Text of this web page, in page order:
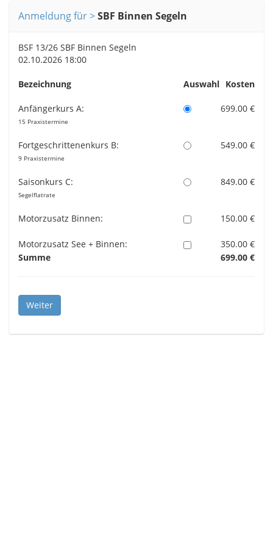
Anmeldung für SBF Binnen Segeln
BSF 13/26 SBF Binnen Segeln
02.10.2026 18:00
Bezeichnung Auswahl Kosten
Anfängerkurs A:
15 Praxistermine
699.00 €
Fortgeschrittenenkurs B:
9 Praxistermine
549.00 €
Saisonkurs C:
Segelflatrate
849.00 €
Motorzusatz Binnen: 150.00 €
Motorzusatz See + Binnen:
350.00 €
Summe
699.00 €